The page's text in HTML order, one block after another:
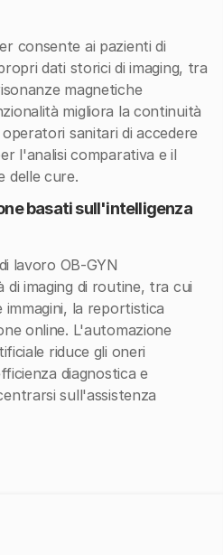
consente ai pazienti di
dati storici di imaging, tra
magnetiche
migliora la continuità
sanitari di accedere
l'analisi comparativa e il
delle cure.
basati sull'intelligenza
lavoro OB-GYN
imaging di routine, tra cui
immagini, la reportistica
online. L'automazione
riduce gli oneri
diagnostica e
sull'assistenza